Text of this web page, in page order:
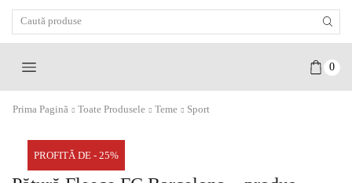
0
Prima Pagină Toate Produsele Teme Sport
PROFITĂ DE - 25%